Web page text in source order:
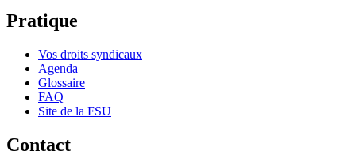
Pratique
Vos droits syndicaux
Agenda
Glossaire
FAQ
Site de la FSU
Contact